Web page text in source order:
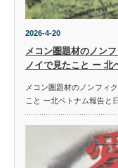
2026-4-20
メコン圏題材のノン
ノイで見たこと ー 北
メコン圏題材のノンフィ
こと ー北ベトナム報告と